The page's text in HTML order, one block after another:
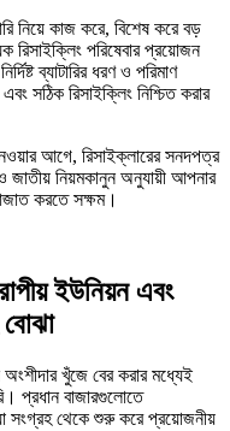
নিয়ে কাজ করে, বিশেষ করে বড়
রিসাইক্লিং পরিষেবার প্রয়োজন
ব্যাটারির ধরণ ও পরিমাণ
সঠিক রিসাইক্লিং নিশ্চিত করার
আগে, রিসাইক্লারের সনদপত্র
জাতীয় নিয়মকানুন অনুযায়ী আপনার
করতে সক্ষম।
ইউনিয়ন এবং
বোঝা
অংশীদার খুঁজে বের করার মধ্যেই
প্রধান বাজারগুলোতে
সংগ্রহ থেকে শুরু করে প্রয়োজনীয়